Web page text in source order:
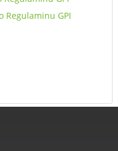
Regulaminu GPI